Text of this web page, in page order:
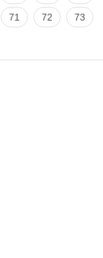
71 72 73